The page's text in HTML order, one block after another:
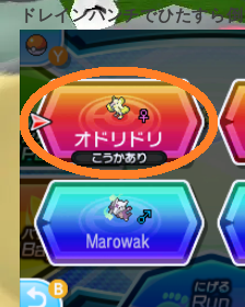
ドレインパンチでひたすら